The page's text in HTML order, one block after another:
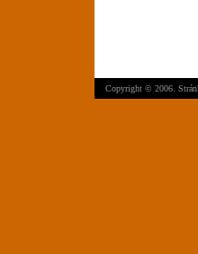
Copyright © 2006.